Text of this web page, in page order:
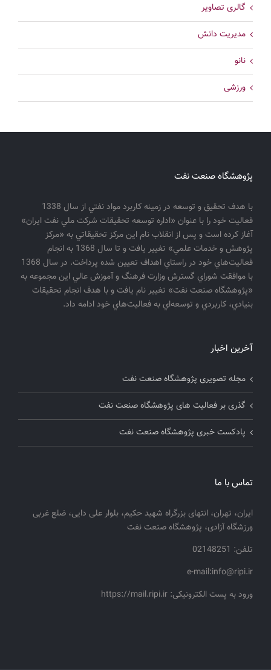
گالری تصاویر
مدیریت دانش
نانو
ورزشی
پژوهشگاه صنعت نفت
با هدف تحقيق و توسعه در زمينه كاربرد مواد نفتي از سال 1338
فعاليت خود را با عنوان «اداره توسعه تحقيقات شركت ملي نفت ايران»
آغاز كرده است و پس از انقلاب نام اين مركز تحقيقاتي به «مركز
پژوهش و خدمات علمي» تغيير يافت و تا سال 1368 به انجام
فعاليت‌هاي خود در راستاي اهداف تعيين شده پرداخت. در سال 1368
با موافقت شوراي گسترش وزارت فرهنگ و آموزش عالي اين مجموعه به
«پژوهشگاه صنعت نفت» تغيير نام يافت و با هدف انجام تحقيقات
بنيادي، كاربردي و توسعه‌اي به فعاليت‌هاي خود ادامه داد.
آخرین اخبار
مجله تصویری پژوهشگاه صنعت نفت
گذری بر فعالیت های پژوهشگاه صنعت نفت
پادکست خبری پژوهشگاه صنعت نفت
تماس با ما
ایران، تهران، انتهای بزرگراه شهید حکیم، بلوار علی دایی، ضلع غربی
ورزشگاه آزادی، پژوهشگاه صنعت نفت
تلفن: 02148251
e-mail:info@ripi.ir
ورود به پست الکترونیکی: https://mail.ripi.ir